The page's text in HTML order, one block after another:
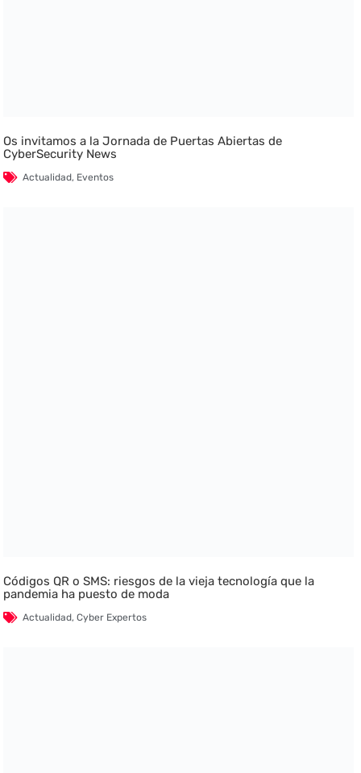
Os invitamos a la Jornada de Puertas Abiertas de
CyberSecurity News
Actualidad, Eventos
Códigos QR o SMS: riesgos de la vieja tecnología que la
pandemia ha puesto de moda
Actualidad,Cyber Expertos